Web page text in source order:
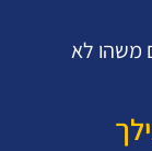
משהו לא